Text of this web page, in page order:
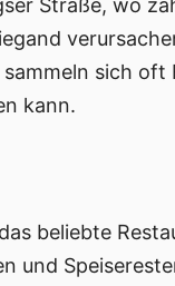
Straße, wo
sich oft
kann.
beliebte
und